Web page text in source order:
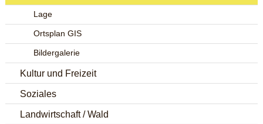
Lage
Ortsplan GIS
Bildergalerie
Kultur und Freizeit
Soziales
Landwirtschaft / Wald